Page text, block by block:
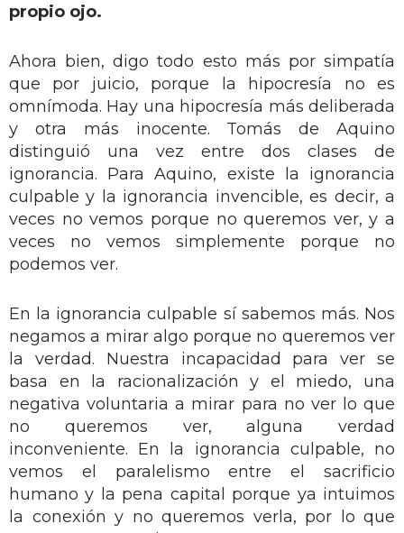
propio ojo.
Ahora bien, digo todo esto más por simpatía
que por juicio, porque la hipocresía no es
omnímoda. Hay una hipocresía más deliberada
y otra más inocente. Tomás de Aquino
distinguió una vez entre dos clases de
ignorancia. Para Aquino, existe la ignorancia
culpable y la ignorancia invencible, es decir, a
veces no vemos porque no queremos ver, y a
veces no vemos simplemente porque no
podemos ver.
En la ignorancia culpable sí sabemos más. Nos
negamos a mirar algo porque no queremos ver
la verdad. Nuestra incapacidad para ver se
basa en la racionalización y el miedo, una
negativa voluntaria a mirar para no ver lo que
no queremos ver, alguna verdad
inconveniente. En la ignorancia culpable, no
vemos el paralelismo entre el sacrificio
humano y la pena capital porque ya intuimos
la conexión y no queremos verla, por lo que